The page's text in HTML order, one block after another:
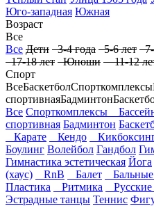
Юго-западная Южная
Возраст
Все
Все Дети 3-4 года 5-6 лет 7-
17-18 лет Юноши 11-12
Спорт
ВсеБаскетболСпорткомплексы
спортивнаяБадминтон
Все Спорткомплексы
спортивная Бадминтон
Карате
Кендо
Боулинг Волейбол Гандбол
Гимнастика эстетическая Йога
(хаус)
RnB Балет
Пластика
Ритмика
Эстрадные танцы Теннис